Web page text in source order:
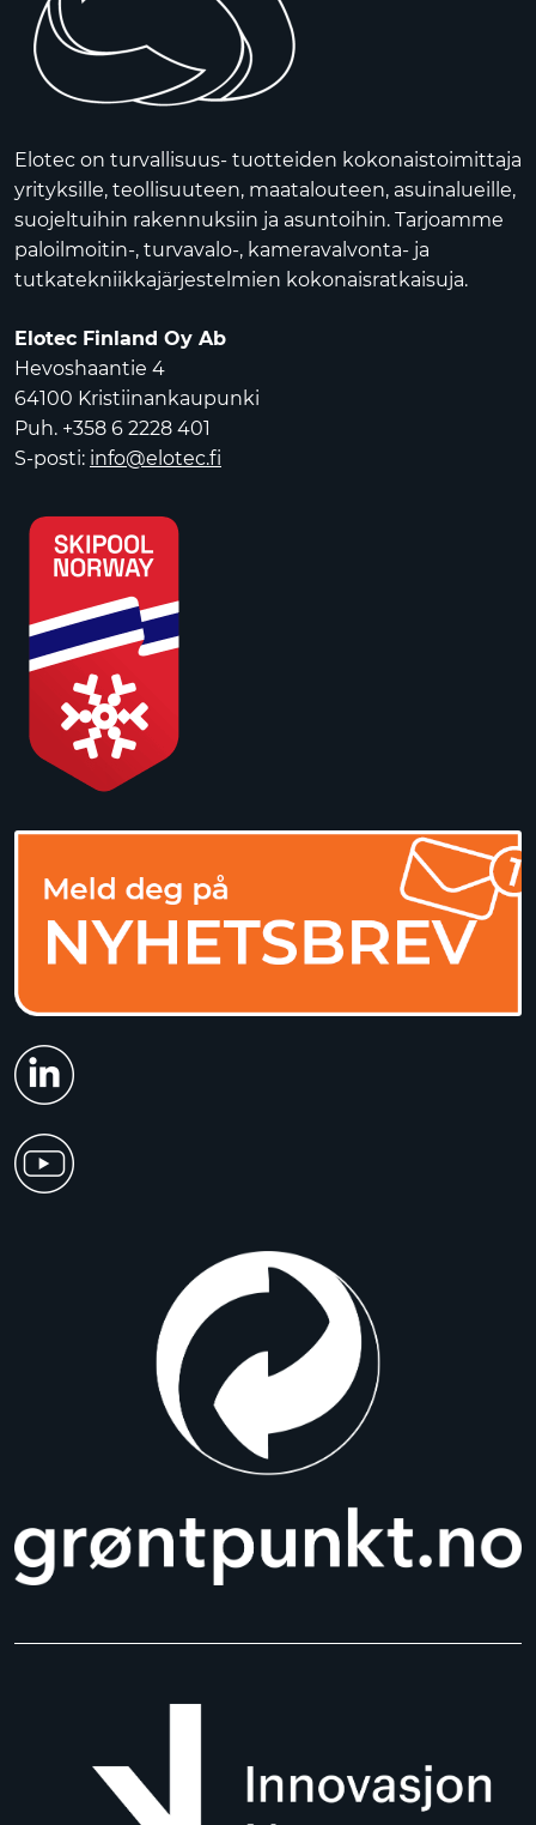
Elotec on turvallisuus- tuotteiden kokonaistoimittaja
yrityksille, teollisuuteen, maatalouteen, asuinalueille,
suojeltuihin rakennuksiin ja asuntoihin. Tarjoamme
paloilmoitin-, turvavalo-, kameravalvonta- ja
tutkatekniikkajärjestelmien kokonaisratkaisuja.
Elotec Finland Oy Ab
Hevoshaantie 4
64100 Kristiinankaupunki
Puh. +358 6 2228 401
S-posti: info@elotec.fi